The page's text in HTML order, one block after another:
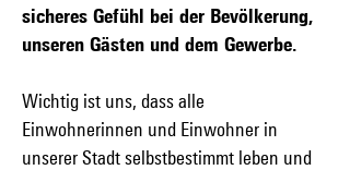
sicheres Gefühl bei der Bevölkerung,
unseren Gästen und dem Gewerbe.
Wichtig ist uns, dass alle
Einwohnerinnen und Einwohner in
unserer Stadt selbstbestimmt leben und